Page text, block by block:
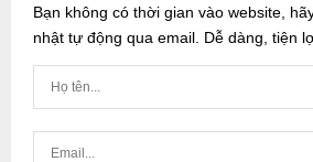
Bạn không có thời gian vào website,
nhật tự động qua email. Dễ dàng, tiện